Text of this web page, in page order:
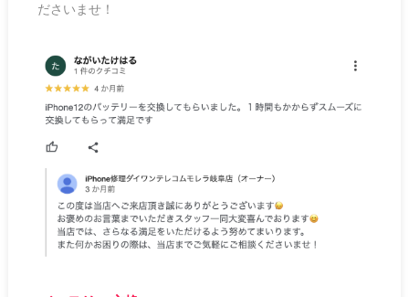
ださいませ！